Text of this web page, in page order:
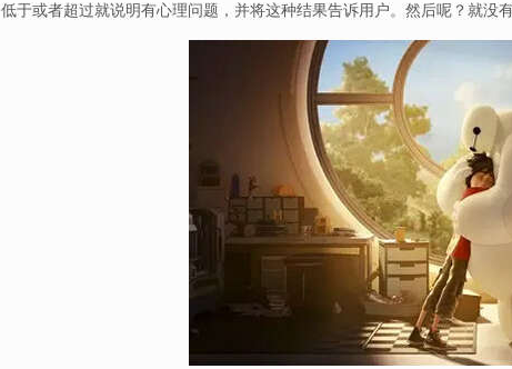
低于或者超过就说明有心理问题，并将这种结果告诉用户。然后呢？就没